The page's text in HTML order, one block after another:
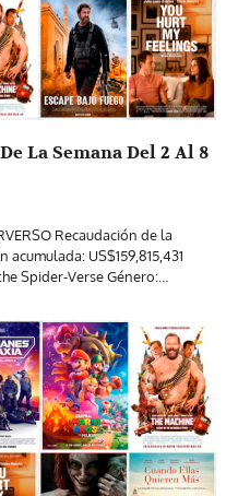
La Semana Del 2 Al 8
Recaudación de la
acumulada: US$159,815,431
Spider-Verse Género:…